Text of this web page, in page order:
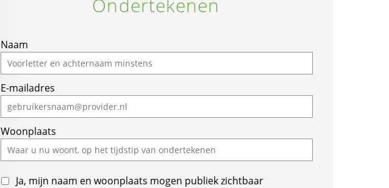
Ondertekenen
Naam
E-mailadres
Woonplaats
Ja, mijn naam en woonplaats mogen publiek zichtbaar